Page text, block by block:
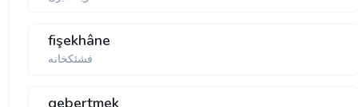
fişekhâne
فشئكخانه
gebertmek